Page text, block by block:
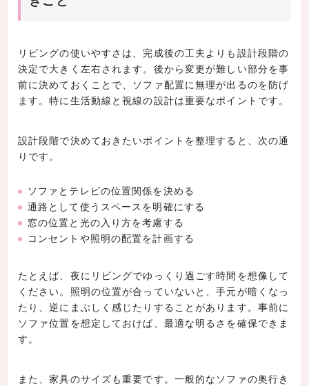
リビングの使いやすさは、完成後の工夫よりも設計段階の
決定で大きく左右されます。後から変更が難しい部分を事
前に決めておくことで、ソファ配置に無理が出るのを防げ
ます。特に生活動線と視線の設計は重要なポイントです。
設計段階で決めておきたいポイントを整理すると、次の通
りです。
ソファとテレビの位置関係を決める
通路として使うスペースを明確にする
窓の位置と光の入り方を考慮する
コンセントや照明の配置を計画する
たとえば、夜にリビングでゆっくり過ごす時間を想像して
ください。照明の位置が合っていないと、手元が暗くなっ
たり、逆にまぶしく感じたりすることがあります。事前に
ソファ位置を想定しておけば、最適な明るさを確保できま
す。
また、家具のサイズも重要です。一般的なソファの奥行き